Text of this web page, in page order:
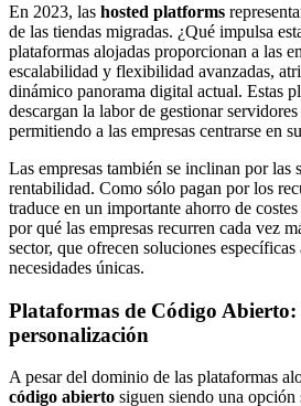
En 2023, las hosted platforms
de las tiendas migradas. ¿Qué impulsa
plataformas alojadas proporcionan a las
escalabilidad y flexibilidad avanzadas,
dinámico panorama digital actual. Estas
descargan la labor de gestionar
permitiendo a las empresas centrarse en
Las empresas también se inclinan por las
rentabilidad. Como sólo pagan por los
traduce en un importante ahorro de
por qué las empresas recurren cada vez
sector, que ofrecen soluciones específicas
necesidades únicas.
Plataformas de Código
personalización
A pesar del dominio de las plataformas
código abierto siguen siendo una opción